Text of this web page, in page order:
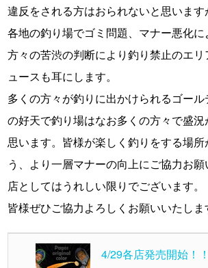
違反をされる方はおられないと思います
各地の釣り場でゴミ問題、マナー悪化
方々の苦渋の判断により釣り禁止のエ
ュースも耳にします。
多くの方々が釣りに出かけられるゴール
の好天で釣り場はなお多くの方々で盛況
思います。皆様が楽しく釣りをする場所
う、より一層マナーの向上にご協力お
店としてはうれしい限りでございます。
皆様ぜひご協力よろしくお願いいたしま
4/29各店発売開始！